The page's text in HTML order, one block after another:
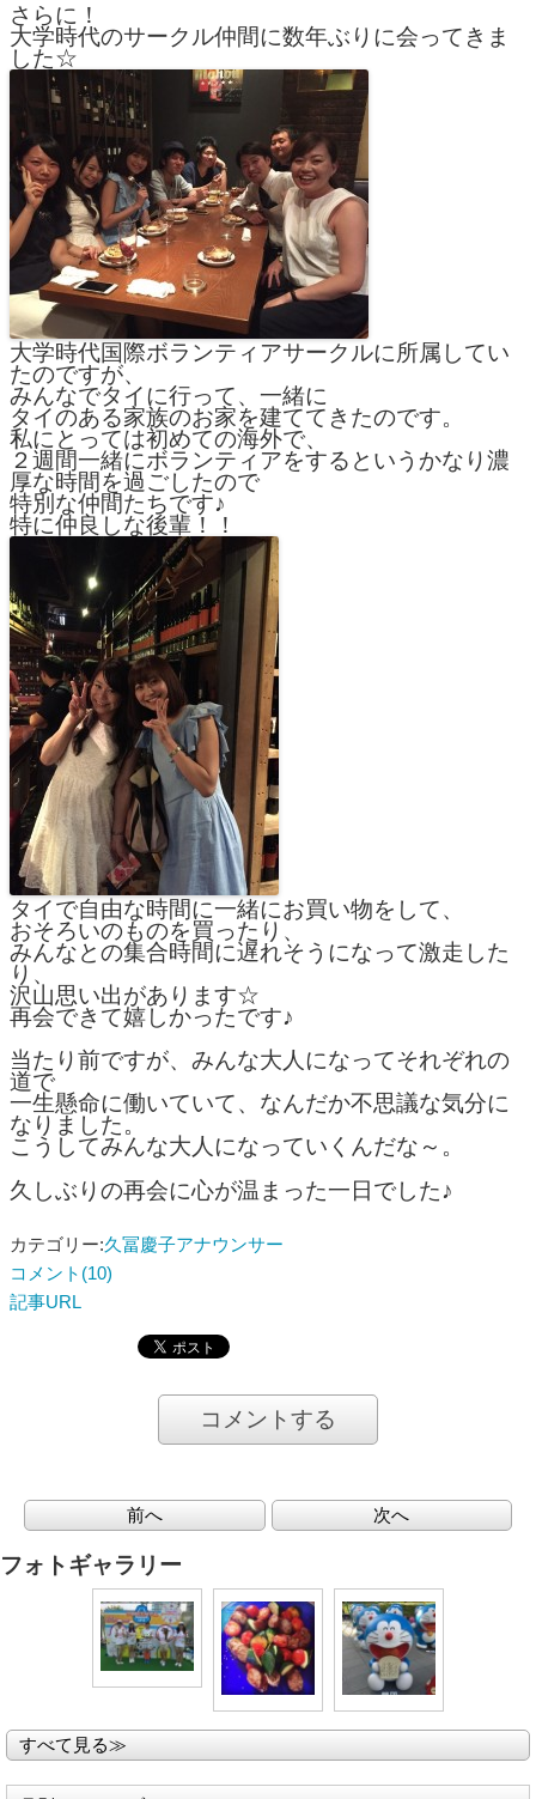
さらに！
大学時代のサークル仲間に数年ぶりに会ってきま
した☆
大学時代国際ボランティアサークルに所属してい
たのですが、
みんなでタイに行って、一緒に
タイのある家族のお家を建ててきたのです。
私にとっては初めての海外で、
２週間一緒にボランティアをするというかなり濃
厚な時間を過ごしたので
特別な仲間たちです♪
特に仲良しな後輩！！
タイで自由な時間に一緒にお買い物をして、
おそろいのものを買ったり、
みんなとの集合時間に遅れそうになって激走した
り、
沢山思い出があります☆
再会できて嬉しかったです♪
当たり前ですが、みんな大人になってそれぞれの
道で
一生懸命に働いていて、なんだか不思議な気分に
なりました。
こうしてみんな大人になっていくんだな～。
久しぶりの再会に心が温まった一日でした♪
カテゴリー:久冨慶子アナウンサー
コメント(10)
記事URL
コメントする
前へ 次へ
フォトギャラリー
すべて見る≫